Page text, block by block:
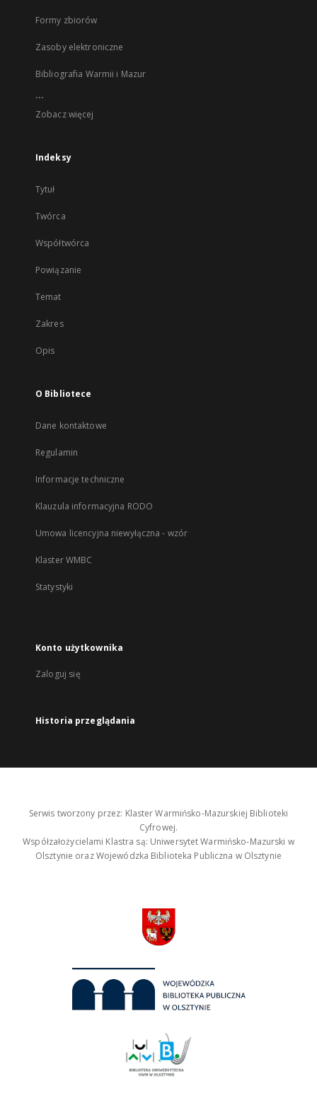
Formy zbiorów
Zasoby elektroniczne
Bibliografia Warmii i Mazur
...
Zobacz więcej
Indeksy
Tytuł
Twórca
Współtwórca
Powiązanie
Temat
Zakres
Opis
O Bibliotece
Dane kontaktowe
Regulamin
Informacje techniczne
Klauzula informacyjna RODO
Umowa licencyjna niewyłączna - wzór
Klaster WMBC
Statystyki
Konto użytkownika
Zaloguj się
Historia przeglądania
Serwis tworzony przez: Klaster Warmińsko-Mazurskiej Biblioteki
Cyfrowej.
Współzałożycielami Klastra są: Uniwersytet Warmińsko-Mazurski w
Olsztynie oraz Wojewódzka Biblioteka Publiczna w Olsztynie